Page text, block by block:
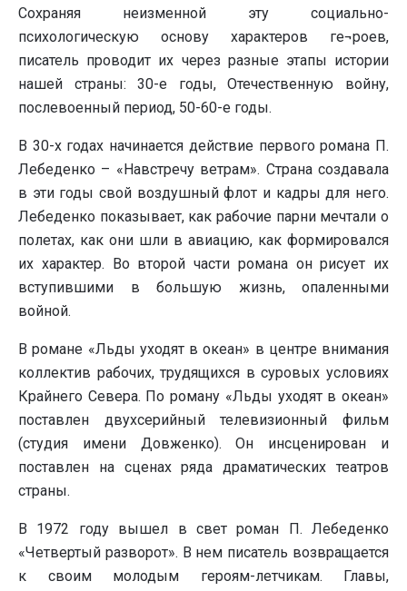
Сохраняя неизменной эту социально-
психологическую основу характеров ге¬роев,
писатель проводит их через разные этапы истории
нашей страны: 30-е годы, Отечественную войну,
послевоенный период, 50-60-е годы.
В 30-х годах начинается действие первого романа П.
Лебеденко – «Навстречу ветрам». Страна создавала
в эти годы свой воздушный флот и кадры для него.
Лебеденко показывает, как рабочие парни мечтали о
полетах, как они шли в авиацию, как формировался
их характер. Во второй части романа он рисует их
вступившими в большую жизнь, опаленными
войной.
В романе «Льды уходят в океан» в центре внимания
коллектив рабочих, трудящихся в суровых условиях
Крайнего Севера. По роману «Льды уходят в океан»
поставлен двухсерийный телевизионный фильм
(студия имени Довженко). Он инсценирован и
поставлен на сценах ряда драматических театров
страны.
В 1972 году вышел в свет роман П. Лебеденко
«Четвертый разворот». В нем писатель возвращается
к своим молодым героям-летчикам. Главы,